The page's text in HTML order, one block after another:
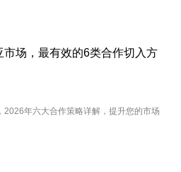
市场，最有效的6类合作切入方
2026年六大合作策略详解，提升您的市场